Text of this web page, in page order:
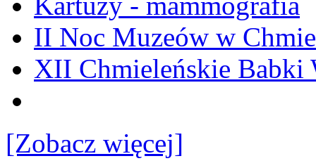
II Noc Muzeów w
XII Chmieleńskie Babki
[Zobacz więcej]